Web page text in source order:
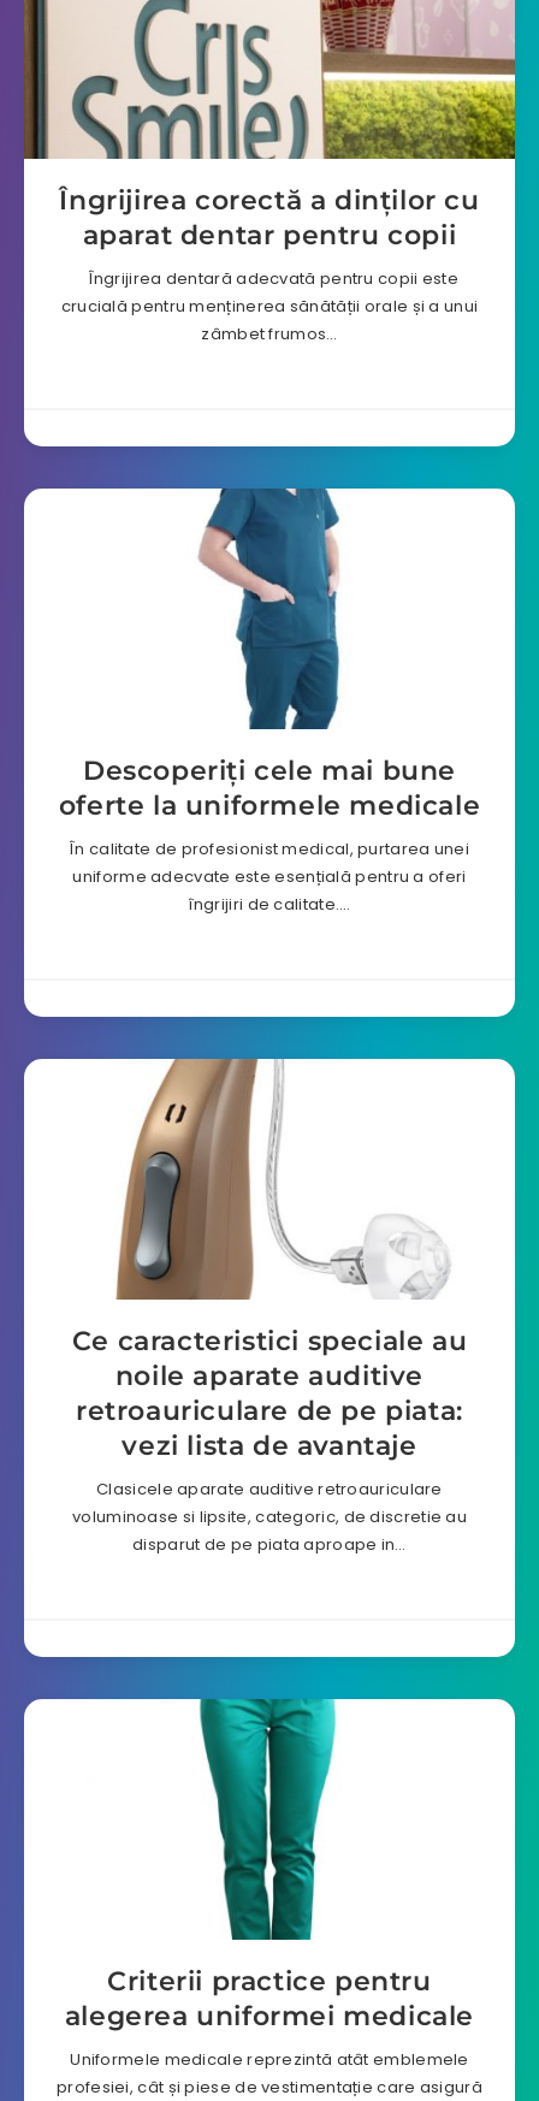
Îngrijirea corectă a dinților cu
aparat dentar pentru copii
Îngrijirea dentară adecvată pentru copii este
crucială pentru menținerea sănătății orale și a unui
zâmbet frumos…
Descoperiți cele mai bune
oferte la uniformele medicale
În calitate de profesionist medical, purtarea unei
uniforme adecvate este esențială pentru a oferi
îngrijiri de calitate….
Ce caracteristici speciale au
noile aparate auditive
retroauriculare de pe piata:
vezi lista de avantaje
Clasicele aparate auditive retroauriculare
voluminoase si lipsite, categoric, de discretie au
disparut de pe piata aproape in…
Criterii practice pentru
alegerea uniformei medicale
Uniformele medicale reprezintă atât emblemele
profesiei, cât și piese de vestimentație care asigură